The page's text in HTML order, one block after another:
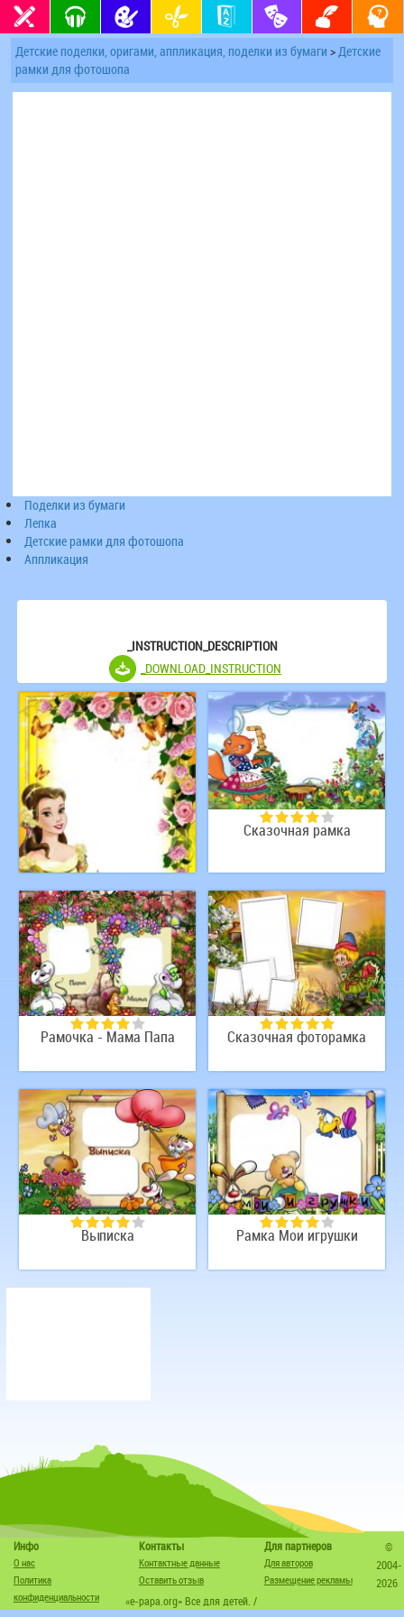
Детские поделки, оригами, аппликация, поделки из бумаги >Детские
рамки для фотошопа
Поделки из бумаги
Лепка
Детские рамки для фотошопа
Аппликация
_INSTRUCTION_DESCRIPTION
_DOWNLOAD_INSTRUCTION
Рамка для принцессы
Сказочная рамка
Рамочка - Мама Папа Сказочная фоторамка
Выписка Рамка Мои игрушки
Инфо
О нас
Политика
конфиденциальности
Контакты
Контактные данные
Оставить отзыв
Для партнеров
Для авторов
Размещение рекламы
©
2004-
2026
«e-papa.org» Все для детей. /